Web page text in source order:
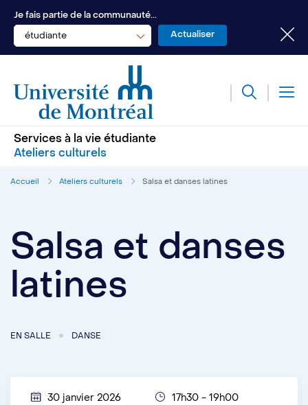
Je fais partie de la communauté...
étudiante
Services à la vie étudiante
Ateliers culturels
Accueil Ateliers culturels Salsa et danses latines
Salsa et danses
latines
EN SALLE DANSE
30 janvier 2026
17h30 - 19h00